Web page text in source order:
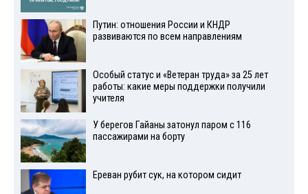
Путин: отношения России и КНДР
развиваются по всем направлениям
Особый статус и «Ветеран труда» за 25 лет
работы: какие меры поддержки получили
учителя
У берегов Гайаны затонул паром с 116
пассажирами на борту
Ереван рубит сук, на котором сидит